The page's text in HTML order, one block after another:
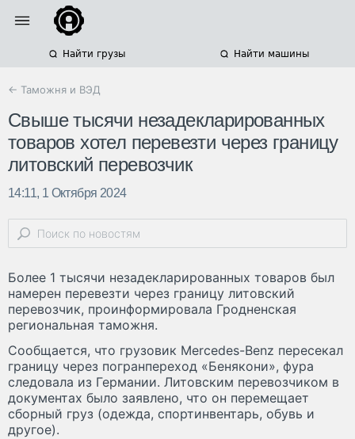
Найти грузы Найти машины
← Таможня и ВЭД
Свыше тысячи незадекларированных
товаров хотел перевезти через границу
литовский перевозчик
14:11, 1 Октября 2024
Более 1 тысячи незадекларированных товаров был
намерен перевезти через границу литовский
перевозчик, проинформировала Гродненская
региональная таможня.
Сообщается, что грузовик Mercedes-Benz пересекал
границу через погранпереход «Бенякони», фура
следовала из Германии. Литовским перевозчиком в
документах было заявлено, что он перемещает
сборный груз (одежда, спортинвентарь, обувь и
другое).